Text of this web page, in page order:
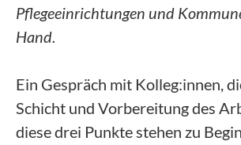
Pflegeeinrichtungen und
Hand.
Ein Gespräch mit Kolleg:innen,
Schicht und Vorbereitung des
diese drei Punkte stehen zu